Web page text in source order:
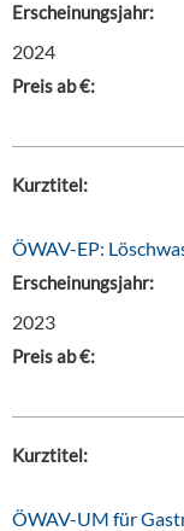
Erscheinungsjahr:
2024
Preis ab €:
Kurztitel:
ÖWAV-EP:
Erscheinungsjahr:
2023
Preis ab €:
Kurztitel:
ÖWAV-UM für